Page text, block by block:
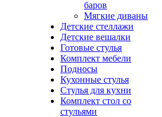
баров
Мягкие диваны
Детские стеллажи
Детские вешалки
Готовые стулья
Комплект мебели
Подносы
Кухонные стулья
Стулья для кухни
Комплект стол со
стульями